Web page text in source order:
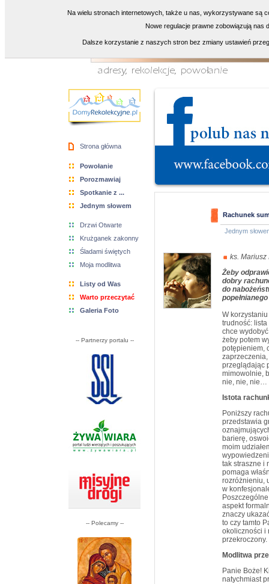
Strona główna
Powołanie
Porozmawiaj
Spotkanie z ...
Jednym słowem
Drzwi Otwarte
Krużganek zakonny
Śladami świętych
Moja modlitwa
Listy od Was
Warto przeczytać
Galeria Foto
-- Partnerzy portalu --
-- Polecamy --
Rachunek
Jednym
ks. Mariusz
Żeby
dobry
do
popełnianego
W
trudność:
chce
żeby potem
potępieniem,
przeglądając
mimowolnie,
nie, nie, nie…
Istota
Poniższy
przedstawia
barierę,
moim
tak straszne i
pomaga
rozróżnieniu,
w
aspekt
znaczy
to czy tamto
okoliczności i
przekroczony.
Modlitwa
Panie Boże!
natychmiast
Na wielu stronach internetowych, także u nas, wykorzystywane są
Nowe regulacje prawne zobowiązują nas
Dalsze korzystanie z naszych stron bez zmiany ustawień